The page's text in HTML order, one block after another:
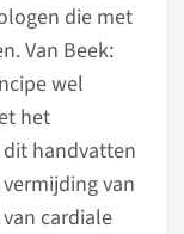
die met
Van Beek:
wel
het
handvatten
van
cardiale